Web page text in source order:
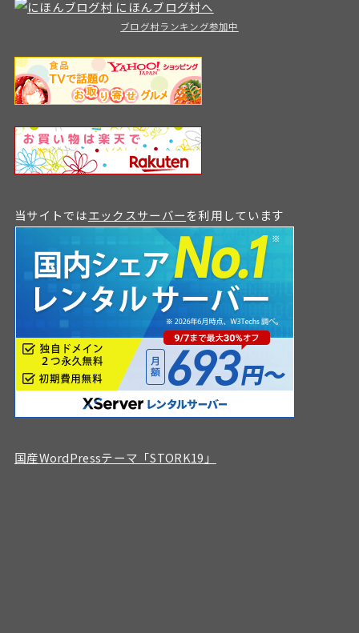
ブログ村ランキング参加中
当サイトではエックスサーバーを利用しています
国産WordPressテーマ「STORK19」